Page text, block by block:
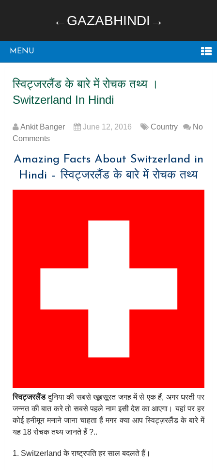
←GAZABHINDI→
MENU
स्विट्जरलैंड के बारे में रोचक तथ्य ।
Switzerland In Hindi
Ankit Banger June 12, 2016 Country
No
Comments
Amazing Facts About Switzerland in
Hindi – स्विट्जरलैंड के बारे में रोचक तथ्य
स्विट्जरलैंडदुनिया की सबसे खूबसूरत जगह में से एक हैं, अगर धरती पर
जन्नत की बात करे तो सबसे पहले नाम इसी देश का आएगा। यहां पर हर
कोई हनीमून मनाने जाना चाहता हैं मगर क्या आप स्विट्ज़रलैंड के बारे में
यह 18 रोचक तथ्य जानते हैं ?..
1. Switzerland के राष्ट्रपति हर साल बदलते हैं।